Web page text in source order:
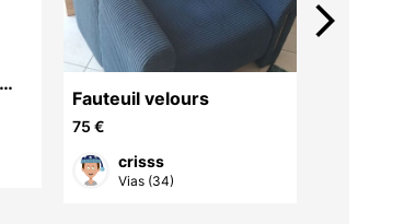
Fauteuil velours
75 €
crisss
Vias (34)
arrow_forward_ios